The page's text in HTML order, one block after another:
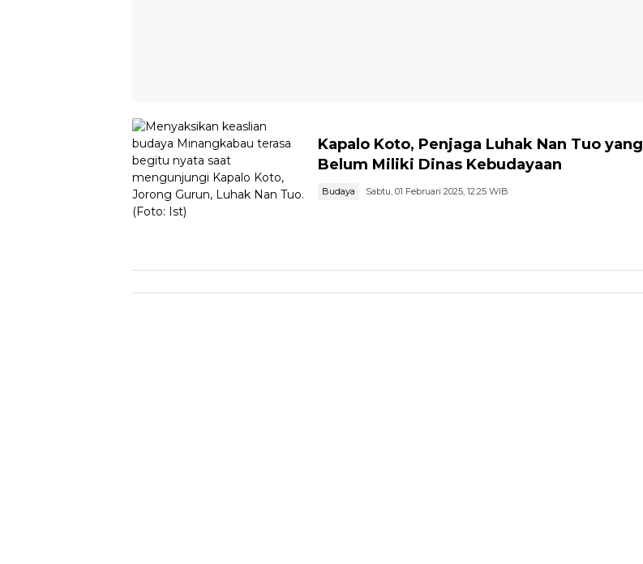
Kapalo Koto, Penjaga Luhak Nan Tuo yang
Belum Miliki Dinas Kebudayaan
Budaya Sabtu, 01 Februari 2025, 12:25 WIB